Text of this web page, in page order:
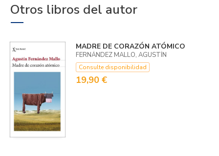
Otros libros del autor
MADRE DE CORAZÓN ATÓMICO
FERNÁNDEZ MALLO, AGUSTÍN
Consulte disponibilidad
19,90 €